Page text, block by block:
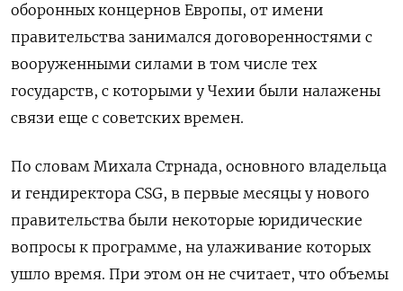
оборонных концернов Европы, от имени
правительства занимался договоренностями с
вооруженными силами в том числе тех
государств, с которыми у Чехии были налажены
связи еще с советских времен.
По словам Михала Стрнада, основного владельца
и гендиректора CSG, в первые месяцы у нового
правительства были некоторые юридические
вопросы к программе, на улаживание которых
ушло время. При этом он не считает, что объемы